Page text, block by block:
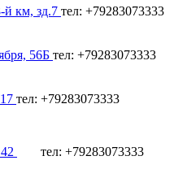
й км, зд.7 тел: +79283073333
56Б тел: +79283073333
тел: +79283073333
тел: +79283073333